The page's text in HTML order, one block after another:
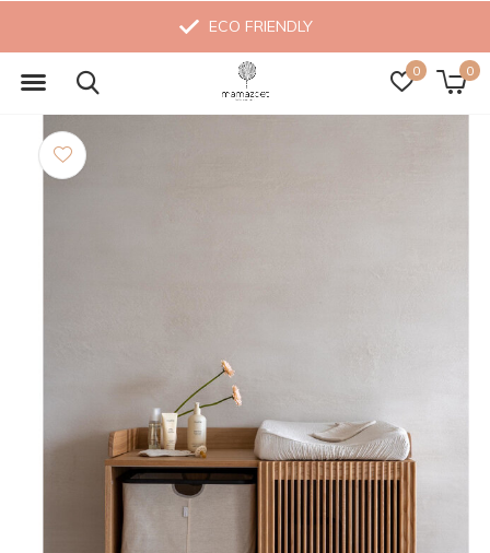
0 0
ECO FRIENDLY